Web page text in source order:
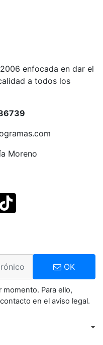
enfocada en dar el
a todos los
Moreno
OK
momento. Para ello,
en el aviso legal.